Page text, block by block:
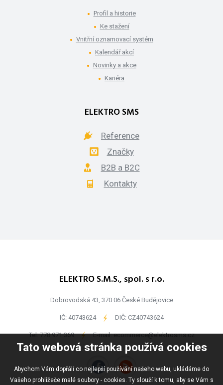
Tato webová stránka používá cookies
Abychom Vám dopřáli co nejlepší používání našeho webu, ukládáme do
Vašeho prohlížeče malé soubory - cookies. Ty slouží k tomu, aby se Vám s
Profil a historie
Ke stažení
Vnitřní oznamovací systém
Kalendář akcí
Novinky a akce
Kariéra
ELEKTRO SMS
Reference
Značky
B2B a B2C
Kontakty
ELEKTRO S.M.S., spol. s r.o.
Dobrovodská 43, 370 06 České Budějovice
IČ: 40743624 - DIČ: CZ40743624
Tel:778 971 369 - E-mail:ecommerce@elektrosms.cz